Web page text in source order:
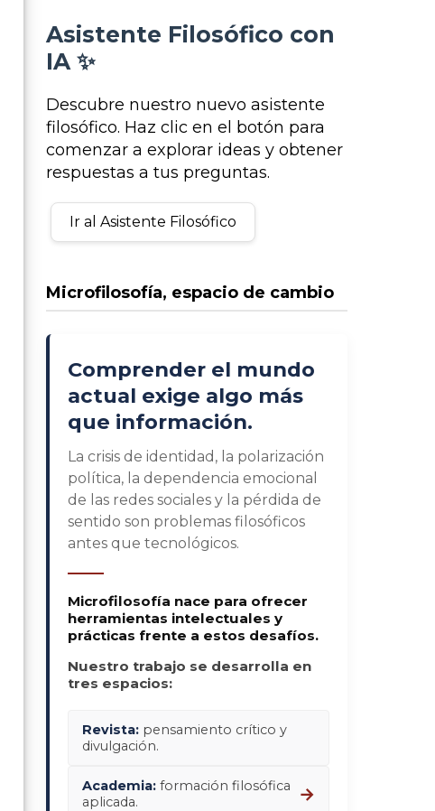
Asistente Filosófico con
IA ✨
Descubre nuestro nuevo asistente
filosófico. Haz clic en el botón para
comenzar a explorar ideas y obtener
respuestas a tus preguntas.
Ir al Asistente Filosófico
Microfilosofía, espacio de cambio
Comprender el mundo
actual exige algo más
que información.
La crisis de identidad, la polarización
política, la dependencia emocional
de las redes sociales y la pérdida de
sentido son problemas filosóficos
antes que tecnológicos.
Microfilosofía nace para ofrecer
herramientas intelectuales y
prácticas frente a estos desafíos.
Nuestro trabajo se desarrolla en
tres espacios:
Revista: pensamiento crítico y
divulgación.
Academia: formación filosófica
aplicada.
→